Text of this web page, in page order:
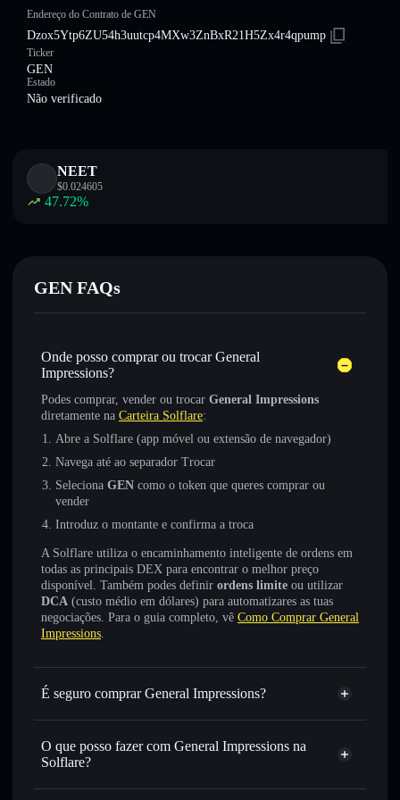
Endereço do Contrato de GEN
Dzox5Ytp6ZU54h3uutcp4MXw3ZnBxR21H5Zx4r4qpump
Ticker
GEN
Estado
Não verificado
NEET
$0.024605
47.72%
GEN FAQs
Onde posso comprar ou trocar General
Impressions?
Podes comprar, vender ou trocar General Impressions
diretamente na Carteira Solflare:
Abre a Solflare (app móvel ou extensão de navegador)
Navega até ao separador Trocar
Seleciona GEN como o token que queres comprar ou
vender
Introduz o montante e confirma a troca
A Solflare utiliza o encaminhamento inteligente de ordens em
todas as principais DEX para encontrar o melhor preço
disponível. Também podes definir ordens limite ou utilizar
DCA (custo médio em dólares) para automatizares as tuas
negociações. Para o guia completo, vê Como Comprar General
Impressions.
É seguro comprar General Impressions?
General Impressions não está verificado
O que posso fazer com General Impressions na
Solflare?
General Impressions
Carteira Solflare